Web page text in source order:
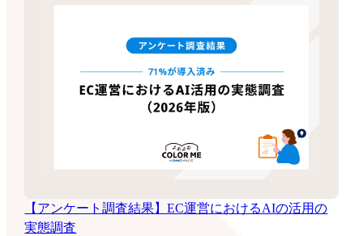
【アンケート調査結果】EC運営におけるAIの活用の
実態調査